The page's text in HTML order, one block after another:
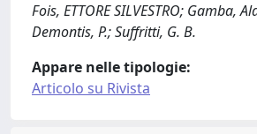
Fois, ETTORE SILVESTRO; Gamba,
Demontis, P.; Suffritti, G. B.
Appare nelle tipologie:
Articolo su Rivista